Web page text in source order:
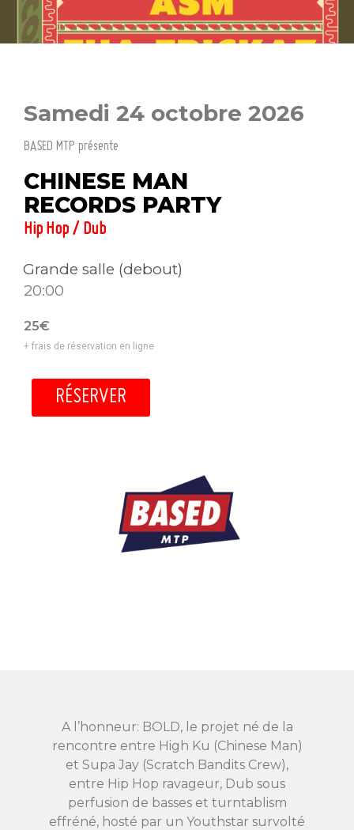
Samedi 24 octobre 2026
BASED MTP présente
CHINESE MAN
RECORDS PARTY
Hip Hop / Dub
Grande salle (debout)
20:00
25€
+ frais de réservation en ligne
RÉSERVER
A l’honneur: BOLD, le projet né de la
rencontre entre High Ku (Chinese Man)
et Supa Jay (Scratch Bandits Crew),
entre Hip Hop ravageur, Dub sous
perfusion de basses et turntablism
effréné, hosté par un Youthstar survolté